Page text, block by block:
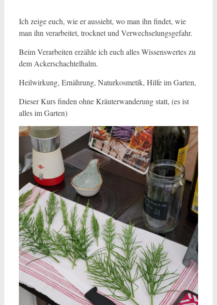
Ich zeige euch, wie er aussieht, wo man ihn findet, wie
man ihn verarbeitet, trocknet und Verwechselungsgefahr.
Beim Verarbeiten erzähle ich euch alles Wissenswertes zu
dem Ackerschachtelhalm.
Heilwirkung, Ernährung, Naturkosmetik, Hilfe im Garten,
Dieser Kurs finden ohne Kräuterwanderung statt, (es ist
alles im Garten)